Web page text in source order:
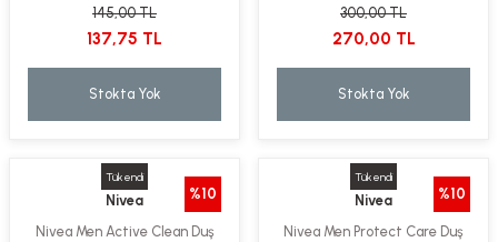
145,00 TL
137,75 TL
Stokta Yok
300,00 TL
270,00 TL
Stokta Yok
Tükendi
%10
Nivea
Nivea Men Active Clean Duş
Tükendi
%10
Nivea
Nivea Men Protect Care Duş